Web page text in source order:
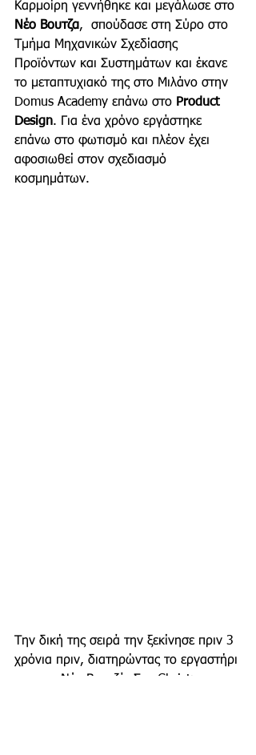
Καρμοίρη γεννήθηκε και μεγάλωσε στο
Νέο Βουτζα,  σπούδασε στη Σύρο στο
Τμήμα Μηχανικών Σχεδίασης
Προϊόντων και Συστημάτων και έκανε
το μεταπτυχιακό της στο Μιλάνο στην
Domus Academy επάνω στο Product
Design. Για ένα χρόνο εργάστηκε
επάνω στο φωτισμό και πλέον έχει
αφοσιωθεί στον σχεδιασμό
κοσμημάτων.
Την δική της σειρά την ξεκίνησε πριν 3
χρόνια πριν, διατηρώντας το εργαστήρι
της στο Νέο Βουτζά. Στο Christmas